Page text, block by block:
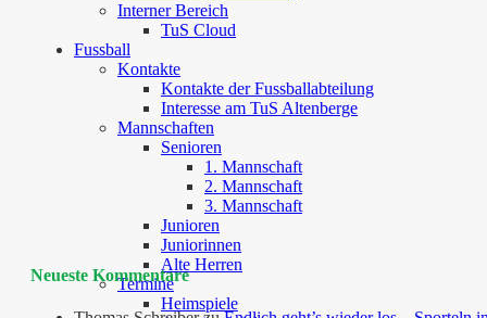
Interner Bereich
TuS Cloud
Fussball
Kontakte
Kontakte der Fussballabteilung
Interesse am TuS Altenberge
Mannschaften
Senioren
1. Mannschaft
2. Mannschaft
3. Mannschaft
Junioren
Juniorinnen
Alte Herren
Termine
Heimspiele
Neueste Kommentare